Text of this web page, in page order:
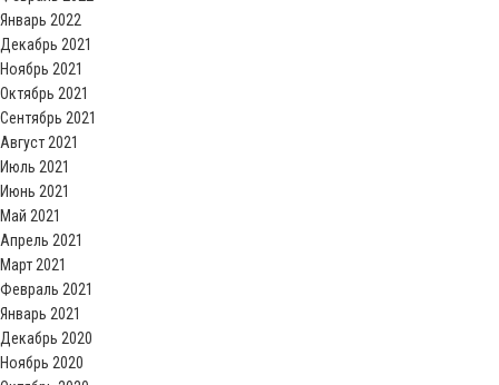
Январь 2022
Декабрь 2021
Ноябрь 2021
Октябрь 2021
Сентябрь 2021
Август 2021
Июль 2021
Июнь 2021
Май 2021
Апрель 2021
Март 2021
Февраль 2021
Январь 2021
Декабрь 2020
Ноябрь 2020